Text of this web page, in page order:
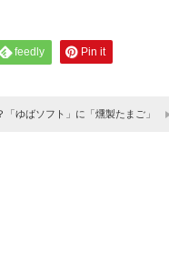
feedly Pin it
「ゆばソフト」に「燻製たまご」